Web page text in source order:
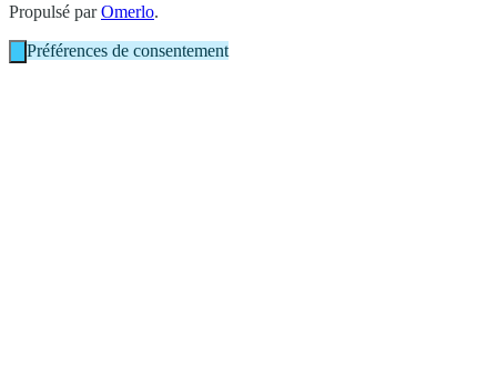
Propulsé parOmerlo.
Préférences de consentement